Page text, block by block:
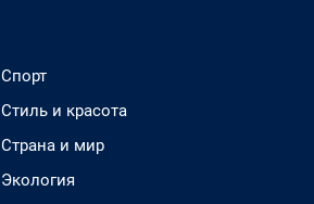
Спорт
Стиль и красота
Страна и мир
Экология